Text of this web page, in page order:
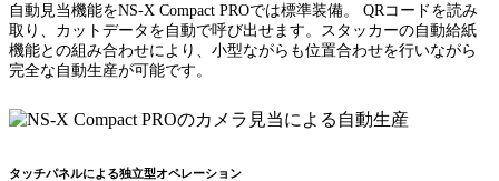
自動見当機能をNS-X Compact PROでは標準装備。 QRコードを読み
取り、カットデータを自動で呼び出せます。スタッカーの自動給紙
機能との組み合わせにより、小型ながらも位置合わせを行いながら
完全な自動生産が可能です。
タッチパネルによる独立型オペレーション